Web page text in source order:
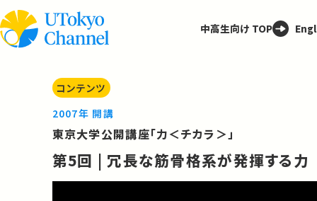
中高生向け TOP
コンテンツ
2007年 開講
東京大学公開講座「力＜チカラ＞」
第5回 | 冗長な筋骨格系が発揮する力